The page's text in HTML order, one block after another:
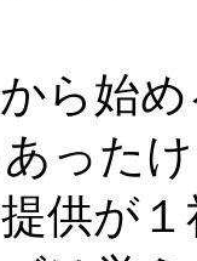
ら始め
った
供が